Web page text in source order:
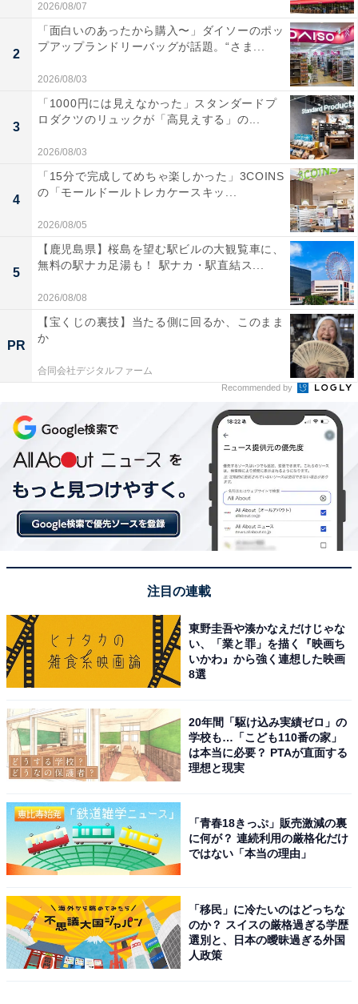
2026/08/07
2
「面白いのあったから購入〜」ダイソーのポッ
プアップランドリーバッグが話題。“さま...
2026/08/03
3
「1000円には見えなかった」スタンダードプ
ロダクツのリュックが「高見えする」の...
2026/08/03
4
「15分で完成してめちゃ楽しかった」3COINS
の「モールドールトレカケースキッ...
2026/08/05
5
【鹿児島県】桜島を望む駅ビルの大観覧車に、
無料の駅ナカ足湯も！ 駅ナカ・駅直結ス...
2026/08/08
PR
【宝くじの裏技】当たる側に回るか、このまま
か
合同会社デジタルファーム
Recommended by
注目の連載
東野圭吾や湊かなえだけじゃな
い、「業と罪」を描く『映画ち
いかわ』から強く連想した映画
8選
20年間「駆け込み実績ゼロ」の
学校も…「こども110番の家」
は本当に必要？ PTAが直面する
理想と現実
「青春18きっぷ」販売激減の裏
に何が？ 連続利用の厳格化だけ
ではない「本当の理由」
「移民」に冷たいのはどっちな
のか？ スイスの厳格過ぎる学歴
選別と、日本の曖昧過ぎる外国
人政策